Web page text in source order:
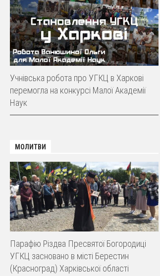
Учнівська робота про УГКЦ в Харкові
перемогла на конкурсі Малої Академії
Наук
МОЛИТВИ
Парафію Різдва Пресвятої Богородиці
УГКЦ засновано в місті Берестин
(Красноград) Харківської області